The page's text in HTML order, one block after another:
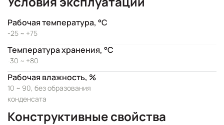
Рабочая температура, °C
-25 ~ +75
Температура хранения, °C
-30 ~ +80
Рабочая влажность, %
10 ~ 90, без образования
конденсата
Конструктивные свойства